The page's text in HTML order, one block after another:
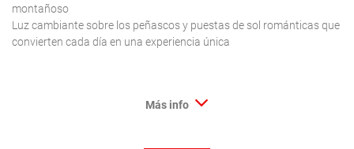
montañoso
Luz cambiante sobre los peñascos y puestas de sol románticas que
convierten cada día en una experiencia única
Más info